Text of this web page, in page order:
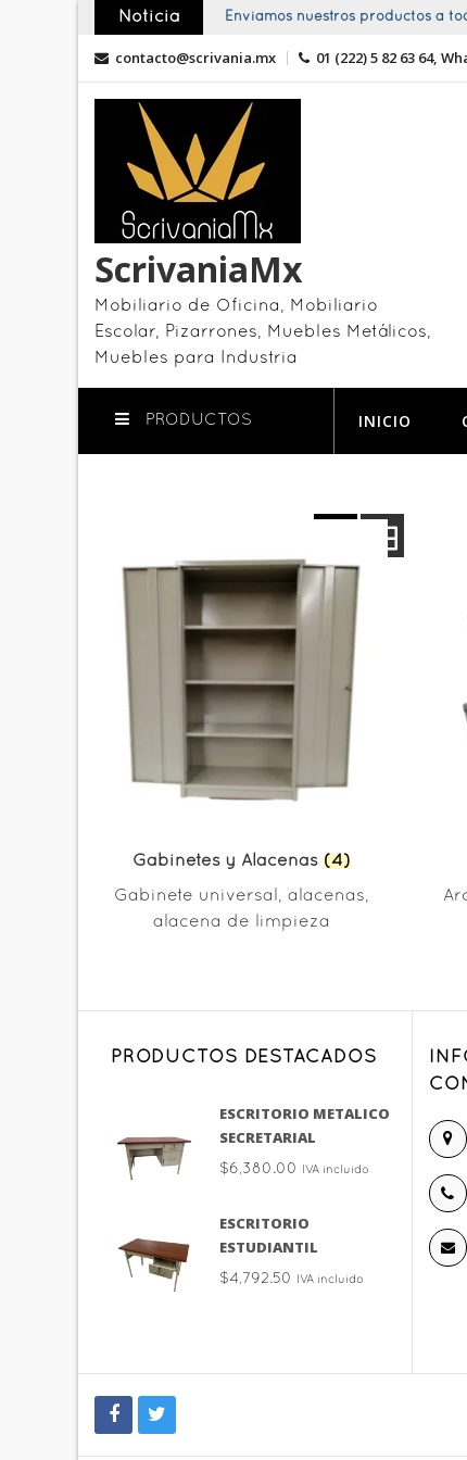
content
Noticia Enviamos nuestros productos a
contacto@scrivania.mx 01 (222) 5 82 63 64,
ScrivaniaMx
Mobiliario de Oficina, Mobiliario
Escolar, Pizarrones, Muebles Metálicos,
Muebles para Industria
PRODUCTOS INICIO
Gabinetes y Alacenas (4)
Gabinete universal, alacenas,
alacena de limpieza
PRODUCTOS DESTACADOS
ESCRITORIO METALICO
SECRETARIAL
$6,380.00 IVA incluido
ESCRITORIO
ESTUDIANTIL
$4,792.50 IVA incluido